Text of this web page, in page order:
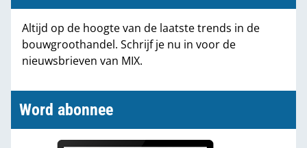
Partners
Altijd op de hoogte van de laatste trends in de
bouwgroothandel. Schrijf je nu in voor de
nieuwsbrieven van MIX.
Word abonnee